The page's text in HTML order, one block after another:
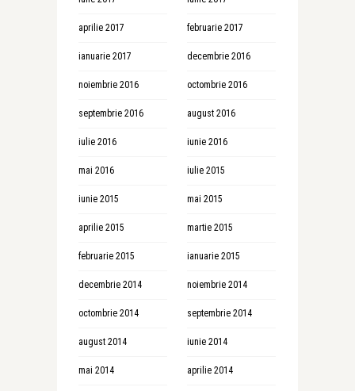
aprilie 2017 februarie 2017
ianuarie 2017 decembrie 2016
noiembrie 2016 octombrie 2016
septembrie 2016 august 2016
iulie 2016 iunie 2016
mai 2016 iulie 2015
iunie 2015 mai 2015
aprilie 2015 martie 2015
februarie 2015 ianuarie 2015
decembrie 2014 noiembrie 2014
octombrie 2014 septembrie 2014
august 2014 iunie 2014
mai 2014 aprilie 2014